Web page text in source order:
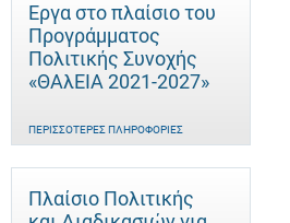
Έργα στο πλαίσιο του
Προγράμματος
Πολιτικής Συνοχής
«ΘΑλΕΙΑ 2021-2027»
ΠΕΡΙΣΣΌΤΕΡΕΣ ΠΛΗΡΟΦΟΡΊΕΣ
Πλαίσιο Πολιτικής